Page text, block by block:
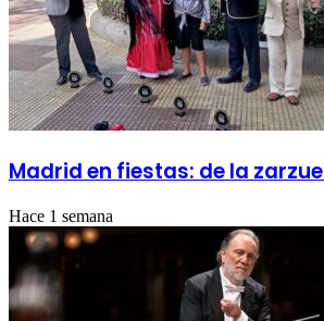
Madrid en fiestas: de la
Hace 1 semana